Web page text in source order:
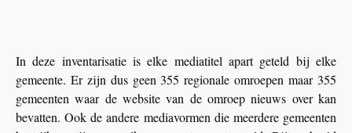
In deze inventarisatie is elke mediatitel apart geteld bij elke
gemeente. Er zijn dus geen 355 regionale omroepen maar 355
gemeenten waar de website van de omroep nieuws over kan
bevatten. Ook de andere mediavormen die meerdere gemeenten